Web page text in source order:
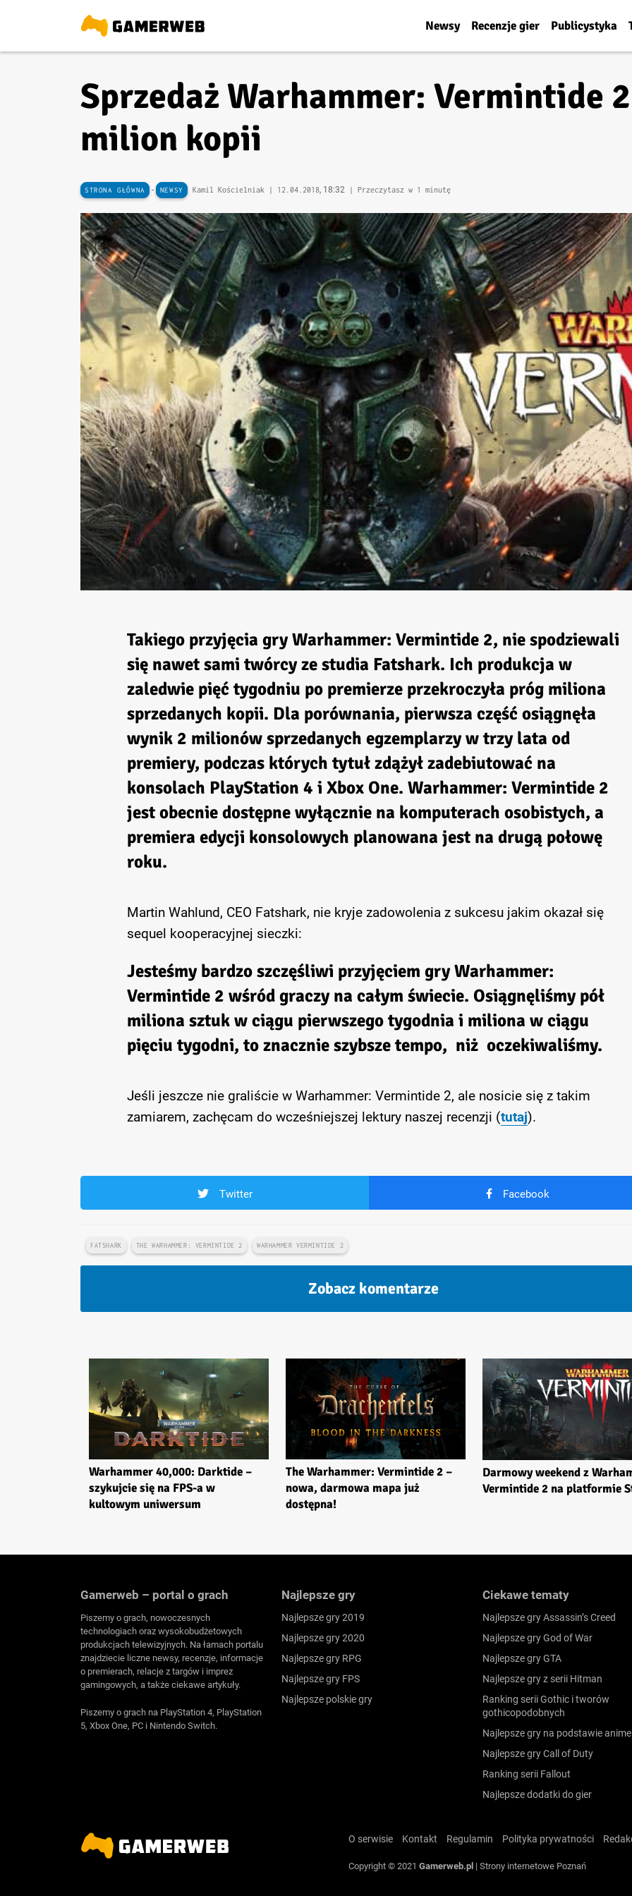
Newsy Recenzje gier Publicystyka
Sprzedaż Warhammer: Vermintide
milion kopii
STRONA GŁÓWNA - NEWSY Kamil Kościelniak | 12.04.2018, 18:32 | Przeczytasz w 1 minutę
Takiego przyjęcia gry Warhammer: Vermintide 2, nie spodziewali
się nawet sami twórcy ze studia Fatshark. Ich produkcja w
zaledwie pięć tygodniu po premierze przekroczyła próg miliona
sprzedanych kopii. Dla porównania, pierwsza część osiągnęła
wynik 2 milionów sprzedanych egzemplarzy w trzy lata od
premiery, podczas których tytuł zdążył zadebiutować na
konsolach PlayStation 4 i Xbox One. Warhammer: Vermintide 2
jest obecnie dostępne wyłącznie na komputerach osobistych, a
premiera edycji konsolowych planowana jest na drugą połowę
roku.
Martin Wahlund, CEO Fatshark, nie kryje zadowolenia z sukcesu jakim okazał się
sequel kooperacyjnej sieczki:
Jesteśmy bardzo szczęśliwi przyjęciem gry Warhammer:
Vermintide 2 wśród graczy na całym świecie. Osiągnęliśmy pół
miliona sztuk w ciągu pierwszego tygodnia i miliona w ciągu
pięciu tygodni, to znacznie szybsze tempo, niż oczekiwaliśmy.
Jeśli jeszcze nie graliście w Warhammer: Vermintide 2, ale nosicie się z takim
zamiarem, zachęcam do wcześniejszej lektury naszej recenzji (tutaj).
Twitter Facebook
FATSHARK THE WARHAMMER: VERMINTIDE 2 WARHAMMER VERMINTIDE 2
Zobacz komentarze
Warhammer 40,000: Darktide –
szykujcie się na FPS-a w
kultowym uniwersum
The Warhammer: Vermintide 2 –
nowa, darmowa mapa już
dostępna!
Darmowy weekend z
Vermintide 2 na platformie
Gamerweb – portal o grach
Piszemy o grach, nowoczesnych
technologiach oraz wysokobudżetowych
produkcjach telewizyjnych. Na łamach portalu
znajdziecie liczne newsy, recenzje, informacje
o premierach, relacje z targów i imprez
gamingowych, a także ciekawe artykuły.
Piszemy o grach na PlayStation 4, PlayStation
5, Xbox One, PC i Nintendo Switch.
Najlepsze gry
Najlepsze gry 2019
Najlepsze gry 2020
Najlepsze gry RPG
Najlepsze gry FPS
Najlepsze polskie gry
Ciekawe tematy
Najlepsze gry Assassin’s Creed
Najlepsze gry God of War
Najlepsze gry GTA
Najlepsze gry z serii Hitman
Ranking serii Gothic i tworów
gothicopodobnych
Najlepsze gry na podstawie anime
Najlepsze gry Call of Duty
Ranking serii Fallout
Najlepsze dodatki do gier
O serwisie Kontakt Regulamin Polityka prywatności
Copyright © 2021 Gamerweb.pl | Strony internetowe Poznań